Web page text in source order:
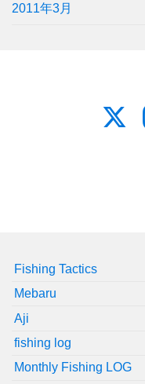
2011年3月
Fishing Tactics
Mebaru
Aji
fishing log
Monthly Fishing LOG